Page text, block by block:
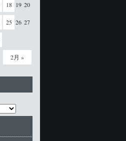
2月 »
18 19 20
25 26 27